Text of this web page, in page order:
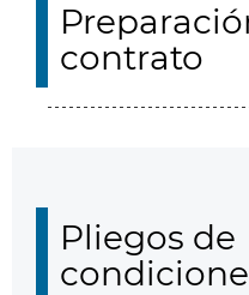
contrato
Pliegos de